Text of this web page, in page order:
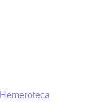
Hemeroteca